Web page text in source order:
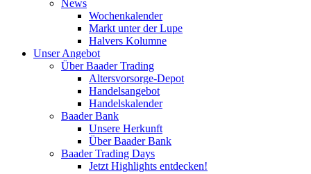
News
Wochenkalender
Markt unter der Lupe
Halvers Kolumne
Unser Angebot
Über Baader Trading
Altersvorsorge-Depot
Handelsangebot
Handelskalender
Baader Bank
Unsere Herkunft
Über Baader Bank
Baader Trading Days
Jetzt Highlights entdecken!